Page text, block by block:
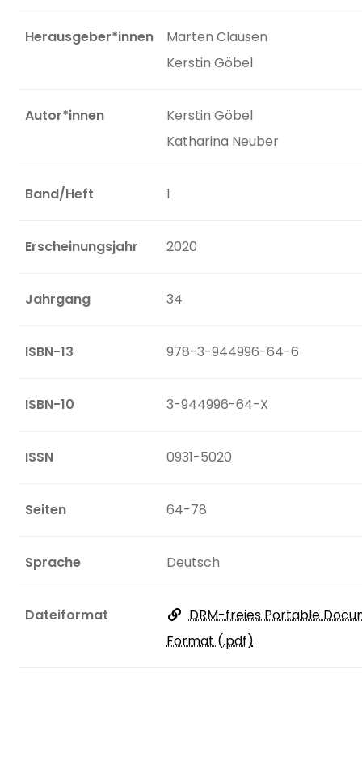
Herausgeber*innen
Marten Clausen
Kerstin Göbel
Autor*innen
Kerstin Göbel
Katharina Neuber
Band/Heft 1
Erscheinungsjahr 2020
Jahrgang 34
ISBN-13 978-3-944996-64-6
ISBN-10 3-944996-64-X
ISSN 0931-5020
Seiten 64-78
Sprache Deutsch
Dateiformat
DRM-freies Portable
Format (.pdf)